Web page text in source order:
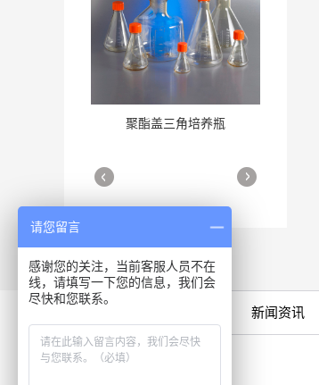
聚酯盖三角培养瓶
More
新闻资讯
咨询专线
请您留言
感谢您的关注，当前客服人员不在
线，请填写一下您的信息，我们会
尽快和您联系。